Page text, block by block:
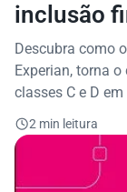
inclusão
biometria
Descubra como
Experian, torna
classes C e D
2 min leitura